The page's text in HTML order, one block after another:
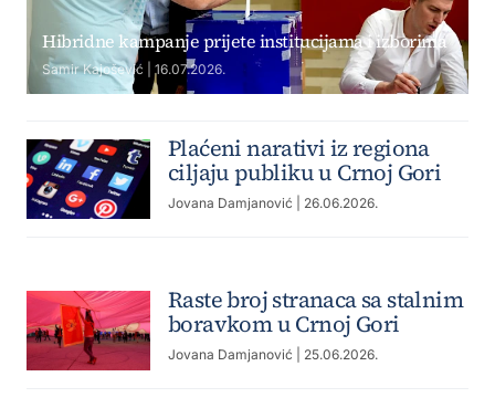
Hibridne kampanje prijete institucijama i izborima
Samir Kajošević | 16.07.2026.
Plaćeni narativi iz regiona
ciljaju publiku u Crnoj Gori
Jovana Damjanović | 26.06.2026.
Raste broj stranaca sa stalnim
boravkom u Crnoj Gori
Jovana Damjanović | 25.06.2026.